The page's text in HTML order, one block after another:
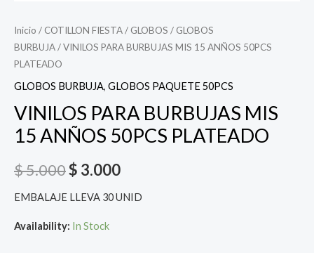
Inicio / COTILLON FIESTA/ GLOBOS / GLOBOS
BURBUJA/ VINILOS PARA BURBUJAS MIS 15 ANÑOS 50PCS
PLATEADO
GLOBOS BURBUJA, GLOBOS PAQUETE 50PCS
VINILOS PARA BURBUJAS MIS
15 ANÑOS 50PCS PLATEADO
$5.000$ 3.000
EMBALAJE LLEVA 30 UNID
Availability: In Stock